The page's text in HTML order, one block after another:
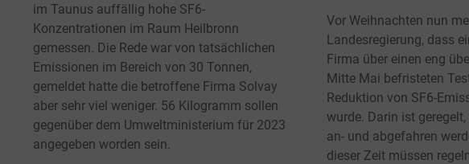
im Taunus auffällig hohe SF6-
Konzentrationen im Raum Heilbronn
gemessen. Die Rede war von tatsächlichen
Emissionen im Bereich von 30 Tonnen,
gemeldet hatte die betroffene Firma Solvay
aber sehr viel weniger. 56 Kilogramm sollen
gegenüber dem Umweltministerium für 2023
angegeben worden sein.
Vor Weihnachten nun
Landesregierung, dass
Firma über einen eng
Mitte Mai befristeten
Reduktion von SF6-
wurde. Darin ist
an- und abgefahren
dieser Zeit müssen